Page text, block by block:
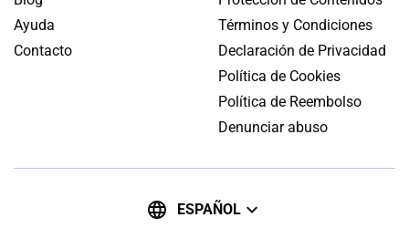
Ayuda
Contacto
Términos y Condiciones
Declaración de Privacidad
Política de Cookies
Política de Reembolso
Denunciar abuso
ESPAÑOL